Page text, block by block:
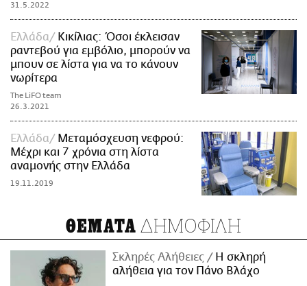
31.5.2022
Ελλάδα
Κικίλιας: Όσοι έκλεισαν
ραντεβού για εμβόλιο, μπορούν να
μπουν σε λίστα για να το κάνουν
νωρίτερα
The LiFO team
26.3.2021
Ελλάδα
Μεταμόσχευση νεφρού:
Μέχρι και 7 χρόνια στη λίστα
αναμονής στην Ελλάδα
19.11.2019
ΘΕΜΑΤΑ ΔΗΜΟΦΙΛΗ
Σκληρές Αλήθειες
H σκληρή
αλήθεια για τον Πάνο Βλάχο